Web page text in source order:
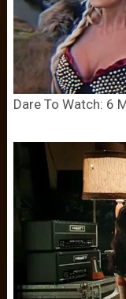
Dare To Watch: 6